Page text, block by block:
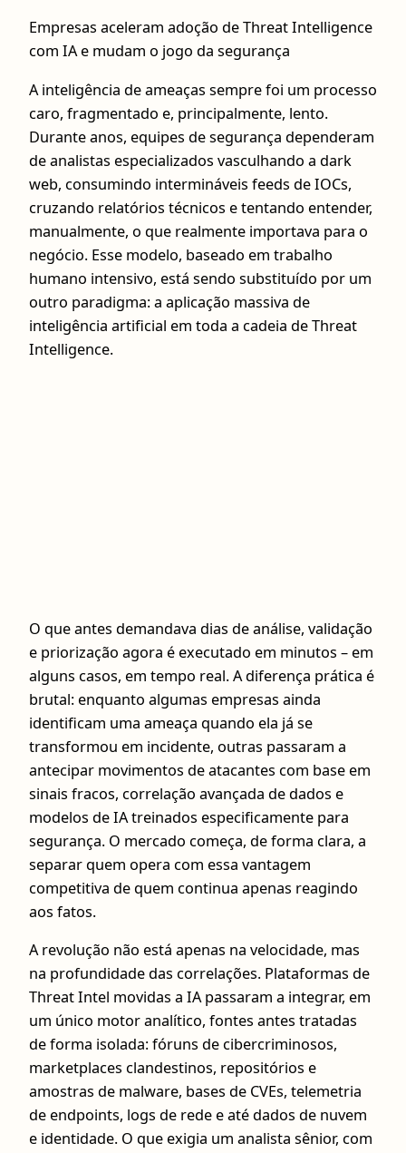
Empresas aceleram adoção de Threat Intelligence
com IA e mudam o jogo da segurança
A inteligência de ameaças sempre foi um processo
caro, fragmentado e, principalmente, lento.
Durante anos, equipes de segurança dependeram
de analistas especializados vasculhando a dark
web, consumindo intermináveis feeds de IOCs,
cruzando relatórios técnicos e tentando entender,
manualmente, o que realmente importava para o
negócio. Esse modelo, baseado em trabalho
humano intensivo, está sendo substituído por um
outro paradigma: a aplicação massiva de
inteligência artificial em toda a cadeia de Threat
Intelligence.
O que antes demandava dias de análise, validação
e priorização agora é executado em minutos – em
alguns casos, em tempo real. A diferença prática é
brutal: enquanto algumas empresas ainda
identificam uma ameaça quando ela já se
transformou em incidente, outras passaram a
antecipar movimentos de atacantes com base em
sinais fracos, correlação avançada de dados e
modelos de IA treinados especificamente para
segurança. O mercado começa, de forma clara, a
separar quem opera com essa vantagem
competitiva de quem continua apenas reagindo
aos fatos.
A revolução não está apenas na velocidade, mas
na profundidade das correlações. Plataformas de
Threat Intel movidas a IA passaram a integrar, em
um único motor analítico, fontes antes tratadas
de forma isolada: fóruns de cibercriminosos,
marketplaces clandestinos, repositórios e
amostras de malware, bases de CVEs, telemetria
de endpoints, logs de rede e até dados de nuvem
e identidade. O que exigia um analista sênior, com